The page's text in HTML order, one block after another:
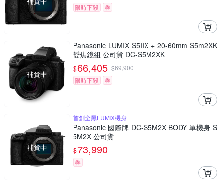
限時下殺
券
補貨中
Panasonic LUMIX S5IIX + 20-60mm S5m2XK
變焦鏡組 公司貨 DC-S5M2XK
$66,405 $69,900
限時下殺
券
補貨中
首創全黑LUMIX機身
Panasonic 國際牌 DC-S5M2X BODY 單機身 S
5M2X 公司貨
$73,990
券